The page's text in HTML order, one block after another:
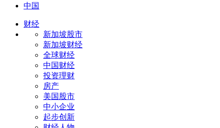
中国
财经
新加坡股市
新加坡财经
全球财经
中国财经
投资理财
房产
美国股市
中小企业
起步创新